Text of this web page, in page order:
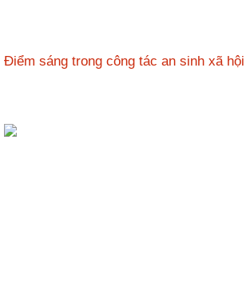
Điểm sáng trong công tác an sinh xã hội